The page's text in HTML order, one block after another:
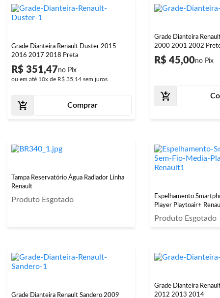
Grade Dianteira Renault Duster 2015
2016 2017 2018 Preta
R$ 351,47
ou em até 10x de R$ 35,14 sem juros
Comprar
Grade Dianteira
2000 2001 2002
R$ 45,00
Tampa Reservatório Água Radiador Linha
Renault
Produto Esgotado
Espelhamento
Player Playtoair+
Produto Esgotado
Grade Dianteira Renault Sandero 2009
Grade Dianteira
2012 2013 2014